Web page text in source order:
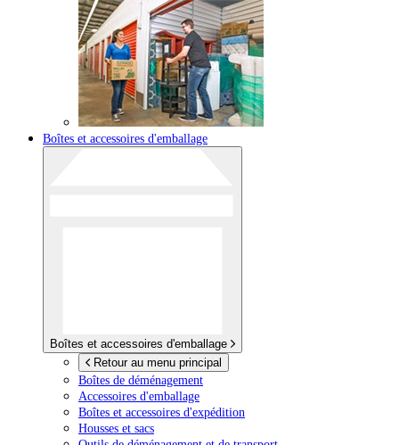
Boîtes et accessoires d'emballage
Boîtes et accessoires d'emballage
Retour au menu principal
Boîtes de déménagement
Accessoires d'emballage
Boîtes et accessoires d'expédition
Housses et sacs